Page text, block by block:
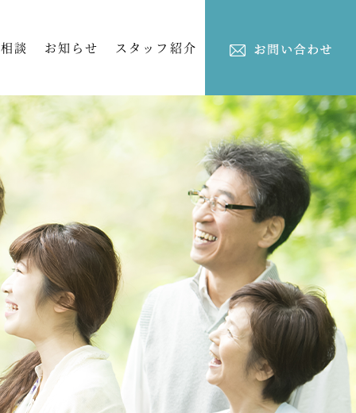
談 お知らせ スタッフ紹介